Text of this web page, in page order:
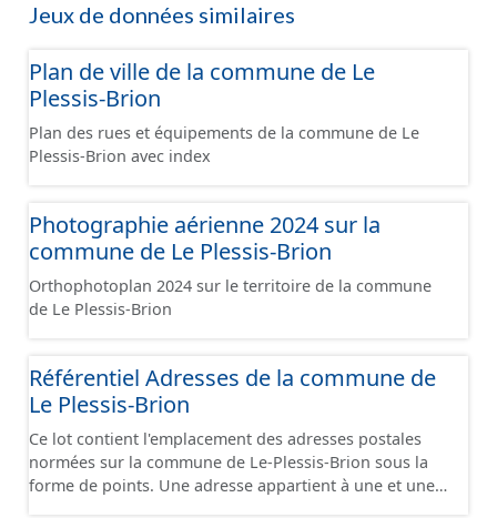
par un libellé de voie. Un tronçon appartient à une ou
souvent, le centre de la chaussée. Les tronçons de
voies sont topologiques : les extrémités d’un tronçon
sauf dans le cas d'un chevauchement (cf paragraphe
suivant). Les tronçons gèrent les cas de chevauchement
les tronçons se croisent sans se couper. Un tronçon
commence à une intersection ou une jonction et se
termine à une autre intersection ou une autre jonction
sauf dans le cas d'une impasse. Une intersection ou
de code Fantoir ; - un changement du mode de
circulation (automobile ou modes doux) ; - un
changement de circulation (nombre de voies, ...) ; - un
changement de domanialité ou de gestionnaire ; - un
changement de commune ; - une intersection avec un
autre tronçon situé au même niveau. L'ensemble des
Jeux de données similaires
Plan de ville de la commune de Le
Plessis-Brion
Plan des rues et équipements de la commune de Le
Plessis-Brion avec index
Photographie aérienne 2024 sur la
commune de Le Plessis-Brion
Orthophotoplan 2024 sur le territoire de la commune
de Le Plessis-Brion
Référentiel Adresses de la commune de
Le Plessis-Brion
Ce lot contient l'emplacement des adresses postales
normées sur la commune de Le-Plessis-Brion sous la
forme de points. Une adresse appartient à une et une